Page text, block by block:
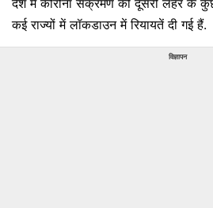
देश में कोरोना संक्रमण की दूसरी लहर
कई राज्यों में लॉकडाउन में रियायतें दी गई हैं.
विज्ञापन